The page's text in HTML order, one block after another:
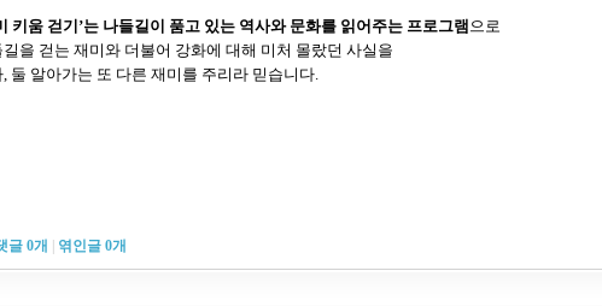
키움 걷기’는 나들길이 품고 있는 역사와 문화를 읽어주는 프로그램 으로
길을 걷는 재미와 더불어 강화에 대해 미처 몰랐던 사실을
둘 알아가는 또 다른 재미를 주리라 믿습니다.
글 0개 | 엮인글 0개